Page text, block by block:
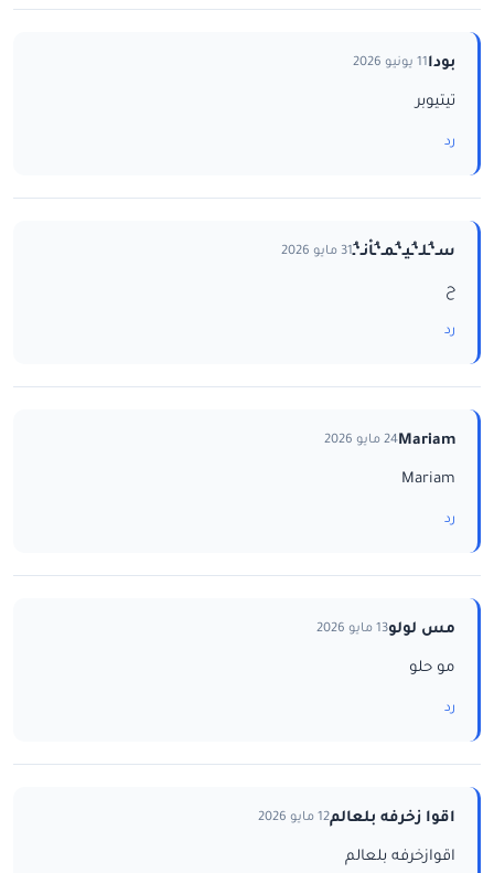
بودا11 يونيو 2026
تيتيوبر
رد
سـ‘ـُلـ‘ـُيـ‘ـُمـ‘ـُاْنـ‘ـُ31 مايو 2026
ح
رد
Mariam24 مايو 2026
Mariam
رد
مس لولو13 مايو 2026
مو حلو
رد
اقوا زخرفه بلعالم12 مايو 2026
اقوازخرفه بلعالم